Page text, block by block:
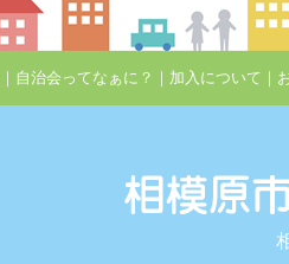
｜ 自治会ってなぁに？ ｜ 加入について ｜